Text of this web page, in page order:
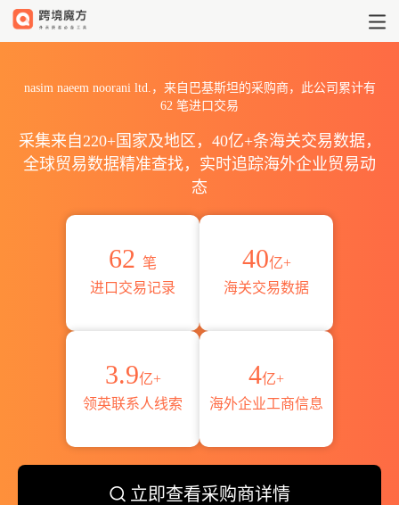
nasim naeem noorani ltd.，来自巴基斯坦的采购商，此公司累计有
62 笔进口交易
采集来自220+国家及地区，40亿+条海关交易数据，
全球贸易数据精准查找，实时追踪海外企业贸易动
态
62 笔
进口交易记录
40亿+
海关交易数据
3.9亿+
领英联系人线索
4亿+
海外企业工商信息
立即查看采购商详情